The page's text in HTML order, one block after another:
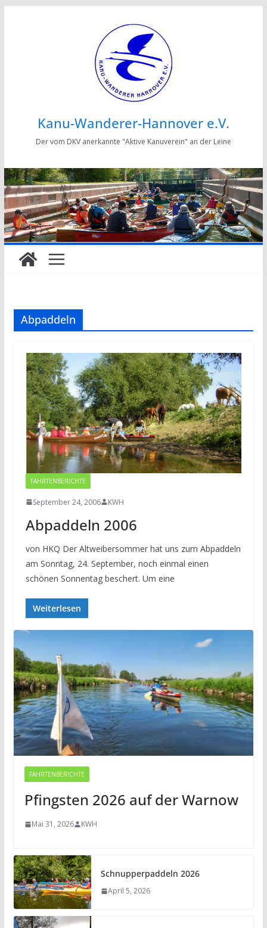
Kanu-Wanderer-Hannover e.V.
Der vom DKV anerkannte "Aktive Kanuverein" an der Leine
Abpaddeln
FAHRTENBERICHTE
September 24, 2006 KWH
Abpaddeln 2006
von HKQ Der Altweibersommer hat uns zum Abpaddeln
am Sonntag, 24. September, noch einmal einen
schönen Sonnentag beschert. Um eine
Weiterlesen
FAHRTENBERICHTE
Pfingsten 2026 auf der Warnow
Mai 31, 2026 KWH
Schnupperpaddeln 2026
April 5, 2026